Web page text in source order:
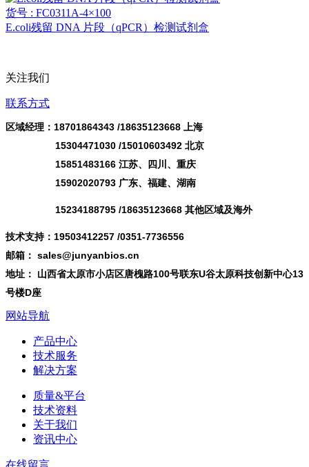
货号 : FC0311A-4×100
E.coli残留 DNA 片段（qPCR）检测试剂盒
关注我们
联系方式
区域经理：18701864343 /18635123668 上海
15304471030 /15010603492 北京
15851483166 江苏、四川、重庆
15902020793 广东、福建、湖南
15234188795 /18635123668 其他区域及海外
技术支持：19503412257 /0351-7736556
邮箱： sales@junyanbios.cn
地址： 山西省太原市小店区唐槐路100号联东U谷太原科技创新中心13
号楼D座
网站导航
产品中心
技术服务
解决方案
质量&平台
技术资料
关于我们
资讯中心
在线留言